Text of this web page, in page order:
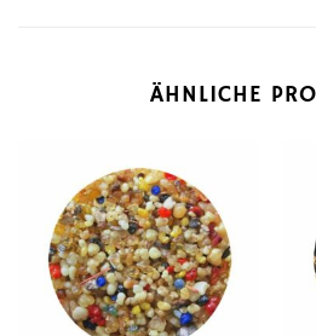
ÄHNLICHE